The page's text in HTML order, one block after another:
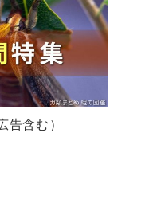
告含む）